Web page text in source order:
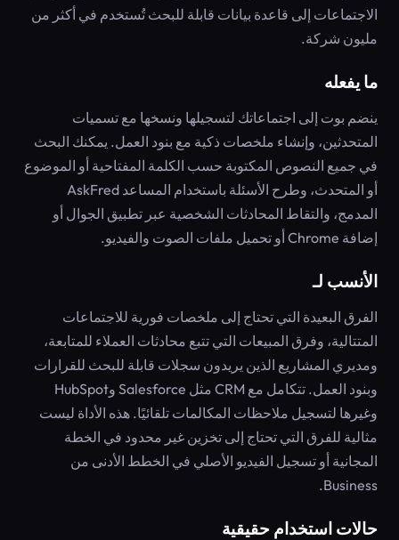
الاجتماعات إلى قاعدة بيانات قابلة للبحث تُستخدم في أكثر من
مليون شركة.
ما يفعله
ينضم بوت إلى اجتماعاتك لتسجيلها ونسخها مع تسميات
المتحدثين، وإنشاء ملخصات ذكية مع بنود العمل. يمكنك البحث
في جميع النصوص المكتوبة حسب الكلمة المفتاحية أو الموضوع
أو المتحدث، وطرح الأسئلة باستخدام المساعد AskFred
المدمج، والتقاط المحادثات الشخصية عبر تطبيق الجوال أو
إضافة Chrome أو تحميل ملفات الصوت والفيديو.
الأنسب لـ
الفرق البعيدة التي تحتاج إلى ملخصات فورية للاجتماعات
المتتالية، وفرق المبيعات التي تتبع محادثات العملاء للمتابعة،
ومديري المشاريع الذين يريدون سجلات قابلة للبحث للقرارات
وبنود العمل. تتكامل مع CRM مثل Salesforce وHubSpot
وغيرها لتسجيل ملاحظات المكالمات تلقائيًا. هذه الأداة ليست
مثالية للفرق التي تحتاج إلى تخزين غير محدود في الخطة
المجانية أو تسجيل الفيديو الأصلي في الخطط الأدنى من
Business.
حالات استخدام حقيقية